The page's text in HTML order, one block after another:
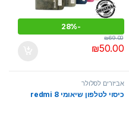
-
28%
₪50.00
₪69.00
אביזרים לסלולר
כיסוי לטלפון שיאומי redmi 8